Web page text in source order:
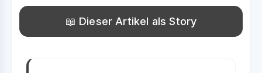
📖 Dieser Artikel als Story